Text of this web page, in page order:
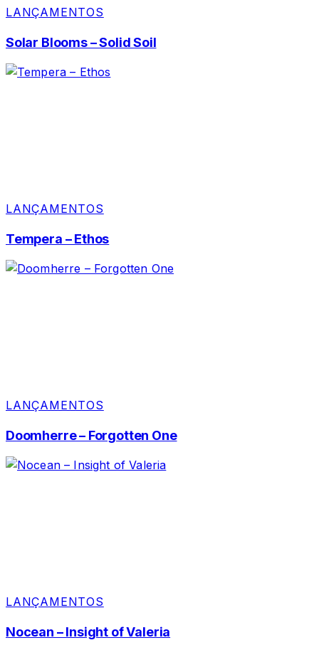
LANÇAMENTOS
Solar Blooms – Solid Soil
LANÇAMENTOS
Tempera – Ethos
LANÇAMENTOS
Doomherre – Forgotten One
LANÇAMENTOS
Nocean – Insight of Valeria